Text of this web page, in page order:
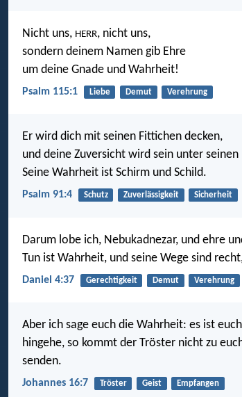
Nicht uns, HERR, nicht uns,
sondern deinem Namen gib Ehre
um deine Gnade und Wahrheit!
Psalm 115:1 Liebe Demut Verehrung
Er wird dich mit seinen Fittichen decken,
und deine Zuversicht wird sein unter seinen
Seine Wahrheit ist Schirm und Schild.
Psalm 91:4 Schutz Zuverlässigkeit Sicherheit
Darum lobe ich, Nebukadnezar, und ehre
Tun ist Wahrheit, und seine Wege sind
Daniel 4:37 Gerechtigkeit Demut Verehrung
Aber ich sage euch die Wahrheit: es ist
hingehe, so kommt der Tröster nicht zu
senden.
Johannes 16:7 Tröster Geist Empfangen